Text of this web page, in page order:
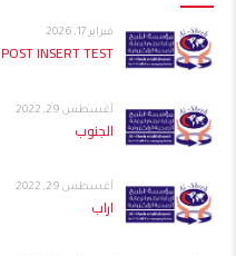
فبراير 17, 2026
POST INSERT TEST
أغسطس 29, 2022
الجنوب
أغسطس 29, 2022
اراب